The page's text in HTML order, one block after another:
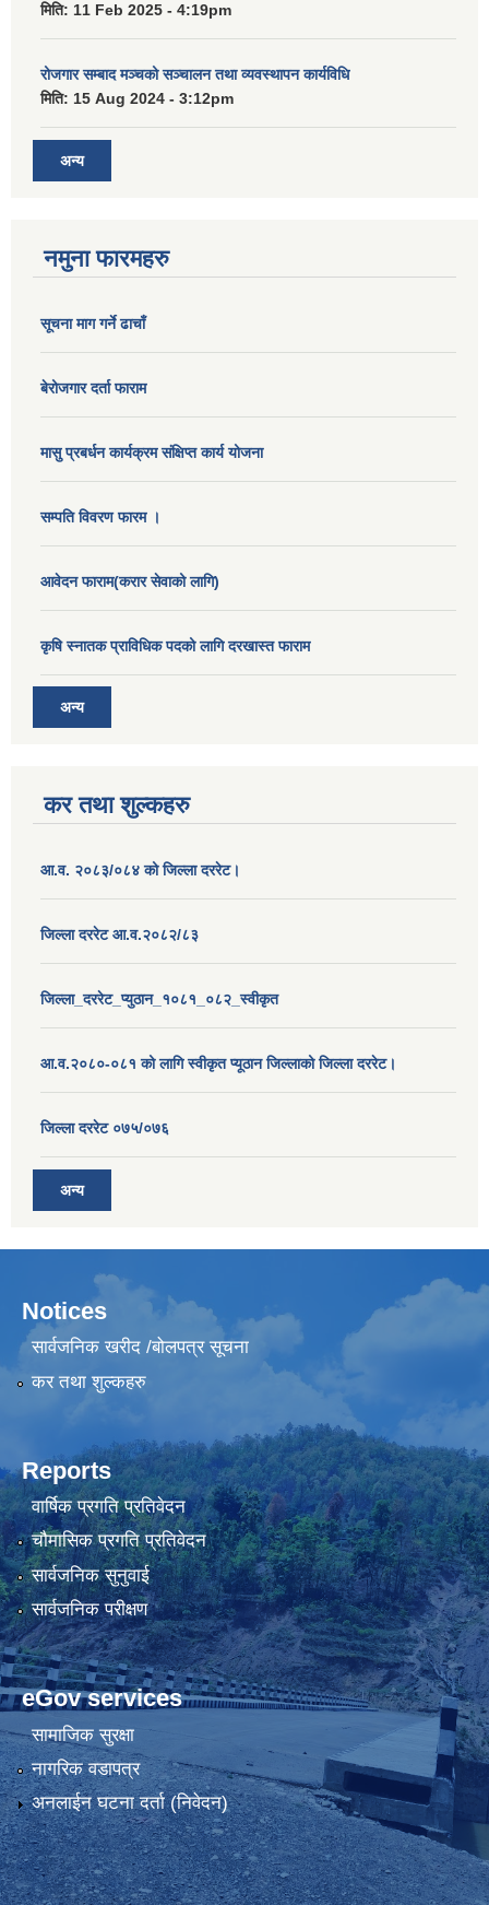
मिति: 11 Feb 2025 - 4:19pm
रोजगार सम्बाद मञ्चको सञ्चालन तथा व्यवस्थापन कार्यविधि
मिति: 15 Aug 2024 - 3:12pm
अन्य
नमुना फारमहरु
सूचना माग गर्ने ढाचाँ
बेरोजगार दर्ता फाराम
मासु प्रबर्धन कार्यक्रम संक्षिप्त कार्य योजना
सम्पति विवरण फारम ।
आवेदन फाराम(करार सेवाको लागि)
कृषि स्नातक प्राविधिक पदको लागि दरखास्त फाराम
अन्य
कर तथा शुल्कहरु
आ.व. २०८३/०८४ को जिल्ला दररेट।
जिल्ला दररेट आ.व.२०८२/८३
जिल्ला_दररेट_प्युठान_१०८१_०८२_स्वीकृत
आ.व.२०८०-०८१ को लागि स्वीकृत प्यूठान जिल्लाको जिल्ला दररेट।
जिल्ला दररेट ०७५/०७६
अन्य
Notices
सार्वजनिक खरीद /बोलपत्र सूचना
कर तथा शुल्कहरु
Reports
वार्षिक प्रगति प्रतिवेदन
चौमासिक प्रगति प्रतिवेदन
सार्वजनिक सुनुवाई
सार्वजनिक परीक्षण
eGov services
सामाजिक सुरक्षा
नागरिक वडापत्र
अनलाईन घटना दर्ता (निवेदन)